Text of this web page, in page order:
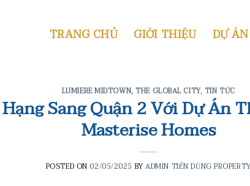
TRANG CHỦ GIỚI THIỆU DỰ ÁN
LUMIERE MIDTOWN, THE GLOBAL CITY, TIN TỨC
Sang Quận 2 Với Dự Án
Masterise Homes
POSTED ON 02/05/2025 BYADMIN TIẾN DŨNG PROPERTY